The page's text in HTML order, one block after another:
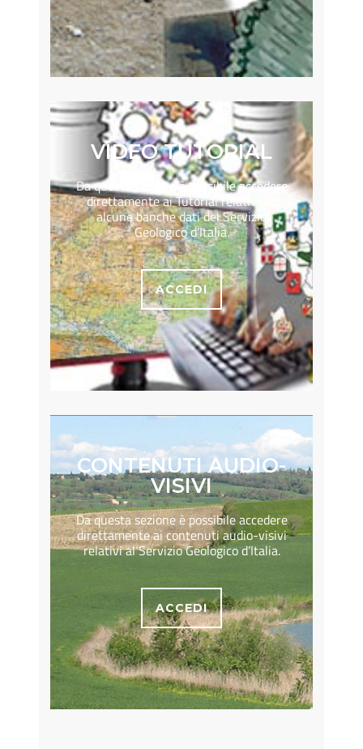
VIDEO TUTORIAL
Da questa sezione è possibile accedere
direttamente ai Tutorial relativi ad
alcune banche dati del Servizio
Geologico d’Italia.
ACCEDI
CONTENUTI AUDIO-
VISIVI
Da questa sezione è possibile accedere
direttamente ai contenuti audio-visivi
relativi al Servizio Geologico d’Italia.
ACCEDI